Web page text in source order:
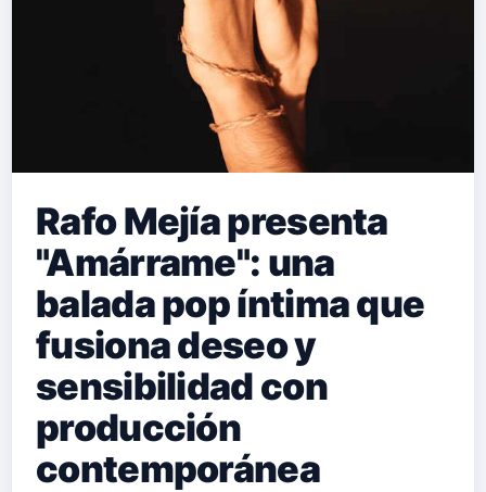
Rafo Mejía presenta
"Amárrame": una
balada pop íntima que
fusiona deseo y
sensibilidad con
producción
contemporánea